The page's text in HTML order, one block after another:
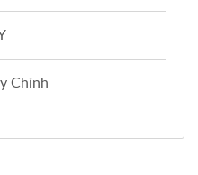
Chỉnh